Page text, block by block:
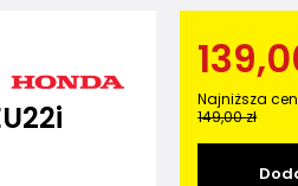
Najniższa
149,00 zł